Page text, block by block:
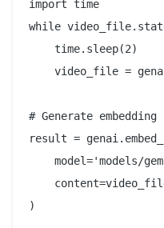
import time
while
    time.sleep(2)
video_file =
# Generate embedding
result =
model='models/
)